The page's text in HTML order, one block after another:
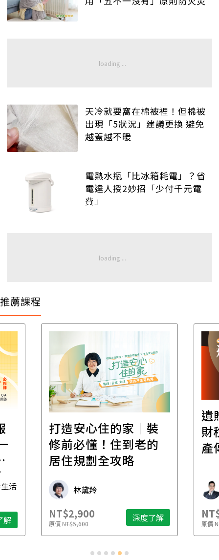
天冷就要窩在棉被裡！但棉被
出現「5狀況」建議更換 避免
越蓋越不暖
電熱水瓶「比冰箱耗電」？省
電達人授2妙招「少付千元電
費」
推薦課程
活
解
打造安心住的家｜裝
修前必懂！住到老的
居住規劃全攻略
林黛羚
NT$2,900
原價NT$5,600 深度了解
遺
財
產
原價